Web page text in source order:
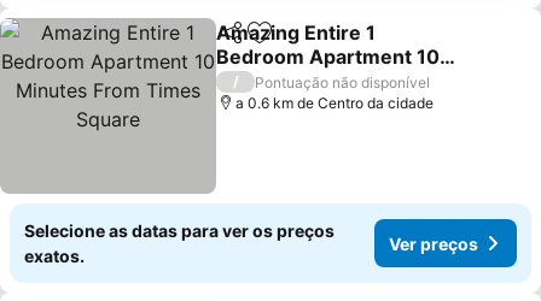
PartilharAdicionar aos favoritos
Amazing Entire 1
Bedroom Apartment 10
Minutes From Times
Square
/
Pontuação não disponível
a 0.6 km de Centro da cidade
Selecione as datas para ver os preços
exatos.
Ver preços